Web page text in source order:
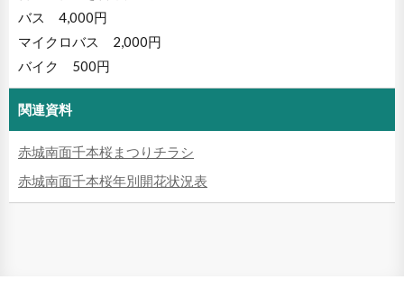
バス 4,000円
マイクロバス 2,000円
バイク 500円
関連資料
赤城南面千本桜まつりチラシ
赤城南面千本桜年別開花状況表